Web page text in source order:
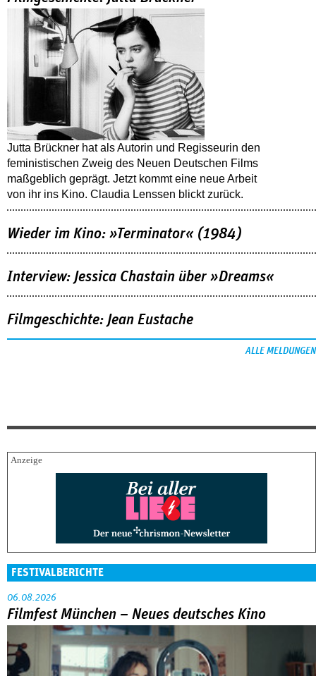
Jutta Brückner hat als Autorin und Regisseurin den
feministischen Zweig des Neuen Deutschen Films
maßgeblich geprägt. Jetzt kommt eine neue Arbeit
von ihr ins Kino. Claudia Lenssen blickt zurück.
Wieder im Kino: »Terminator« (1984)
Interview: Jessica Chastain über »Dreams«
Filmgeschichte: Jean Eustache
ALLE MELDUNGEN
FESTIVALBERICHTE
06.08.2026
Filmfest München – Neues deutsches Kino